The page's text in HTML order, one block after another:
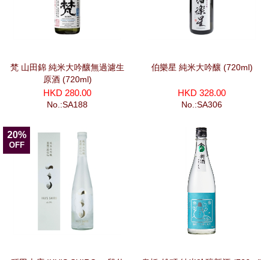
梵 山田錦 純米大吟釀無過濾生
原酒 (720ml)
HKD 280.00
No.:SA188
伯樂星 純米大吟釀 (720ml)
HKD 328.00
No.:SA306
20%
OFF